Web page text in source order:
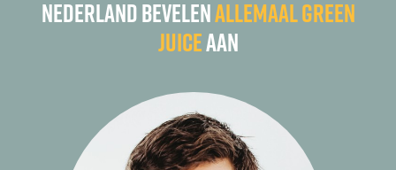
Nederland bevelenallemaal Green
Juiceaan